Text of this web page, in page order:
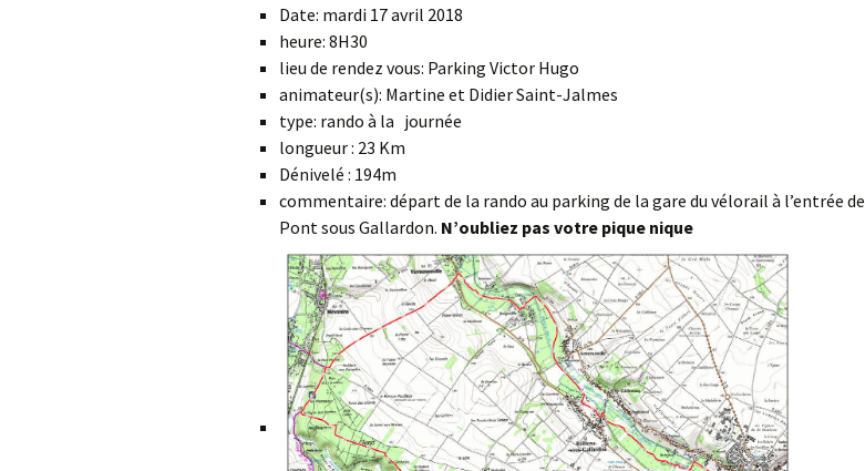
Date: mardi 17 avril 2018
heure: 8H30
lieu de rendez vous: Parking Victor Hugo
animateur(s): Martine et Didier Saint-Jalmes
type: rando à la journée
longueur : 23 Km
Dénivelé : 194m
commentaire: départ de la rando au parking de la gare du vélorail à l’entrée de
Pont sous Gallardon. N’oubliez pas votre pique nique